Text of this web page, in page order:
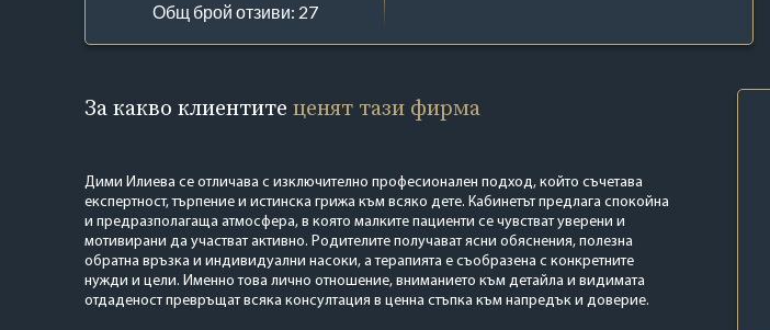
Общ брой отзиви: 27
За какво клиентите ценят тази фирма
Дими Илиева се отличава с изключително професионален подход, който съчетава
експертност, търпение и истинска грижа към всяко дете. Кабинетът предлага спокойна
и предразполагаща атмосфера, в която малките пациенти се чувстват уверени и
мотивирани да участват активно. Родителите получават ясни обяснения, полезна
обратна връзка и индивидуални насоки, а терапията е съобразена с конкретните
нужди и цели. Именно това лично отношение, вниманието към детайла и видимата
отдаденост превръщат всяка консултация в ценна стъпка към напредък и доверие.